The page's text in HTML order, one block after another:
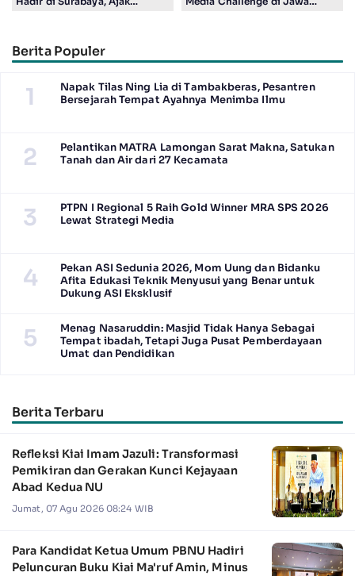
Berita Populer
1
Napak Tilas Ning Lia di Tambakberas, Pesantren
Bersejarah Tempat Ayahnya Menimba Ilmu
2
Pelantikan MATRA Lamongan Sarat Makna, Satukan
Tanah dan Air dari 27 Kecamata
3
PTPN I Regional 5 Raih Gold Winner MRA SPS 2026
Lewat Strategi Media
4
Pekan ASI Sedunia 2026, Mom Uung dan Bidanku
Afita Edukasi Teknik Menyusui yang Benar untuk
Dukung ASI Eksklusif
5
Menag Nasaruddin: Masjid Tidak Hanya Sebagai
Tempat ibadah, Tetapi Juga Pusat Pemberdayaan
Umat dan Pendidikan
Berita Terbaru
Refleksi Kiai Imam Jazuli: Transformasi
Pemikiran dan Gerakan Kunci Kejayaan
Abad Kedua NU
Jumat, 07 Agu 2026 08:24 WIB
Para Kandidat Ketua Umum PBNU Hadiri
Peluncuran Buku Kiai Ma'ruf Amin, Minus